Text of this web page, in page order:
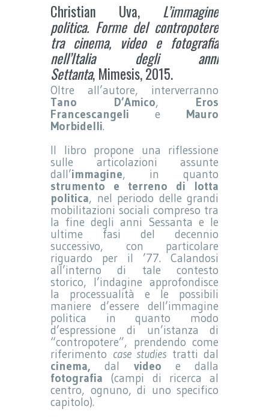
Christian Uva, L’immagine
politica. Forme del contropotere
tra cinema, video e fotografia
nell’Italia degli anni
Settanta, Mimesis, 2015.
Oltre all’autore, interverranno
Tano D’Amico, Eros
Francescangeli e Mauro
Morbidelli.
Il libro propone una riflessione
sulle articolazioni assunte
dall’immagine, in quanto
strumento e terreno di lotta
politica, nel periodo delle grandi
mobilitazioni sociali compreso tra
la fine degli anni Sessanta e le
ultime fasi del decennio
successivo, con particolare
riguardo per il ’77. Calandosi
all’interno di tale contesto
storico, l’indagine approfondisce
la processualità e le possibili
maniere d’essere dell’immagine
politica in quanto modo
d’espressione di un’istanza di
“contropotere”, prendendo come
riferimento case studies tratti dal
cinema, dal video e dalla
fotografia (campi di ricerca al
centro, ognuno, di uno specifico
capitolo).